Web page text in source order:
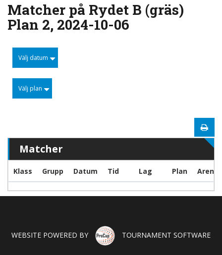
Matcher på Rydet B (gräs)
Plan 2, 2024-10-06
Välj datum
Välj plan
Matcher
Klass Grupp Datum Tid Lag Plan Arena
WEBSITE POWERED BY TOURNAMENT SOFTWARE